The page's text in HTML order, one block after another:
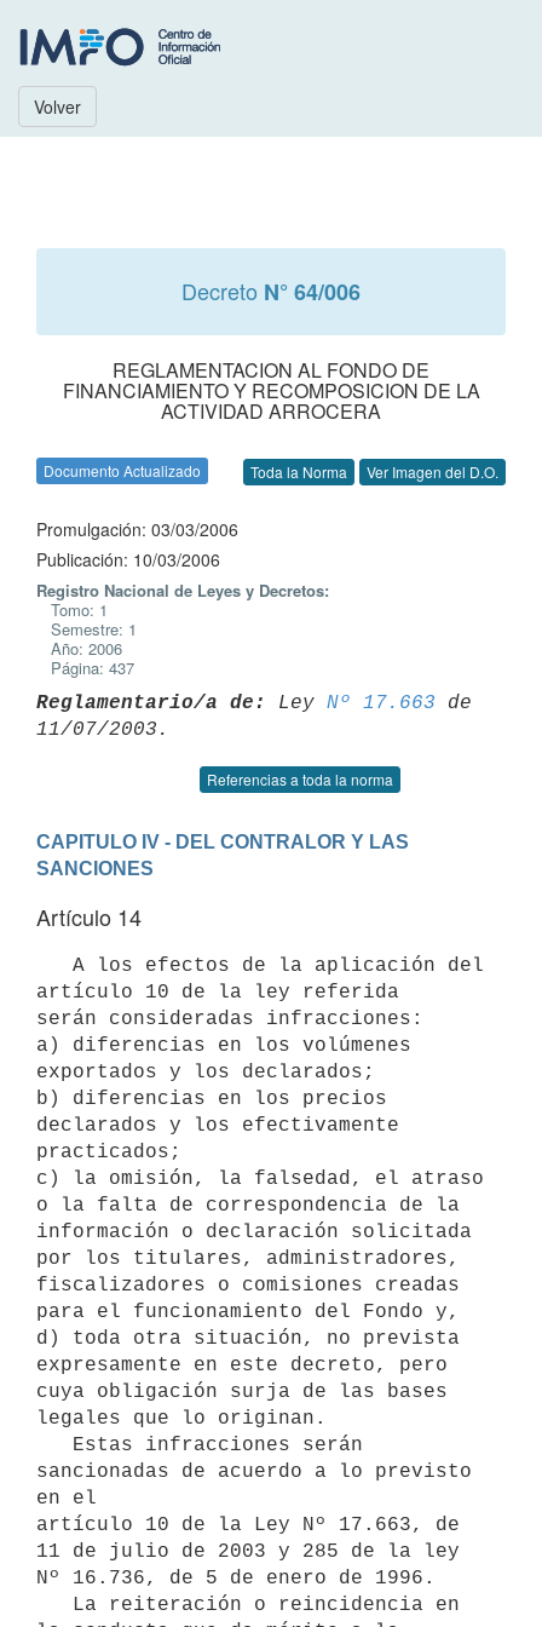
Volver
Decreto N° 64/006
REGLAMENTACION AL FONDO DE
FINANCIAMIENTO Y RECOMPOSICION DE LA
ACTIVIDAD ARROCERA
Documento Actualizado Toda la Norma Ver Imagen del D.O.
Promulgación: 03/03/2006
Publicación: 10/03/2006
Registro Nacional de Leyes y Decretos:
Tomo: 1
Semestre: 1
Año: 2006
Página: 437
Reglamentario/a de: Ley Nº 17.663 de
Referencias a toda la norma
CAPITULO IV - DEL CONTRALOR Y LAS
SANCIONES
Artículo 14
artículo 10 de la ley referida
serán consideradas infracciones:
a) diferencias en los volúmenes
exportados y los declarados;
b) diferencias en los precios
declarados y los efectivamente
practicados;
c) la omisión, la falsedad, el atraso
o la falta de correspondencia de la
información o declaración solicitada
por los titulares, administradores,
fiscalizadores o comisiones creadas
para el funcionamiento del Fondo y,
d) toda otra situación, no prevista
expresamente en este decreto, pero
cuya obligación surja de las bases
legales que lo originan.
sancionadas de acuerdo a lo previsto
en el
artículo 10 de la Ley Nº 17.663, de
11 de julio de 2003 y 285 de la ley
Nº 16.736, de 5 de enero de 1996.